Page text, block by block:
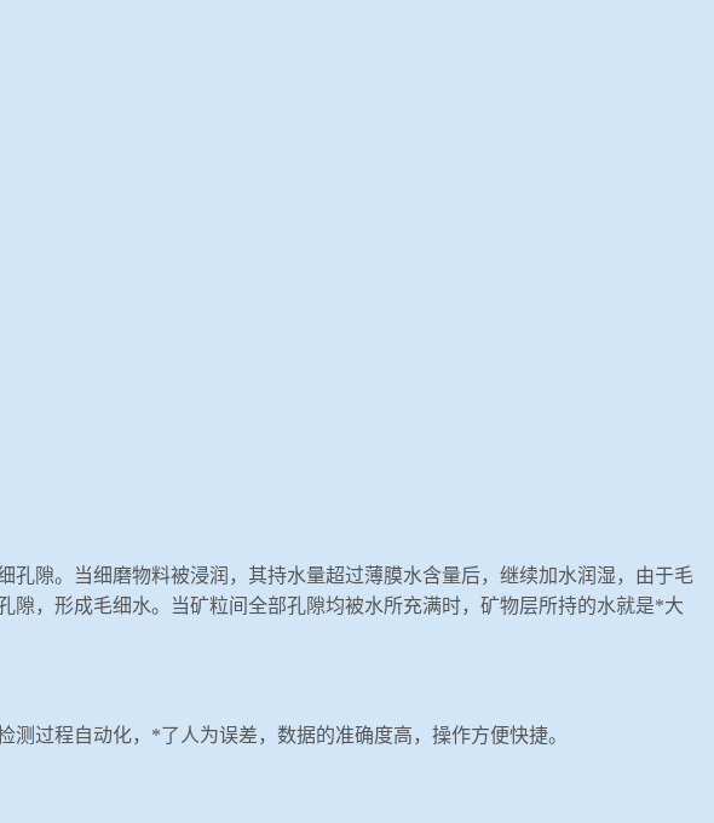
隙。当细磨物料被浸润，其持水量超过薄膜水含量后，继续加水润湿，由于毛
，形成毛细水。当矿粒间全部孔隙均被水所充满时，矿物层所持的水就是*大
过程自动化，*了人为误差，数据的准确度高，操作方便快捷。